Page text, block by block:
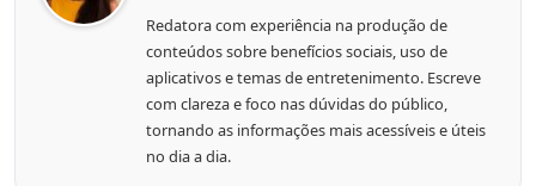
Redatora com experiência na produção de
conteúdos sobre benefícios sociais, uso de
aplicativos e temas de entretenimento. Escreve
com clareza e foco nas dúvidas do público,
tornando as informações mais acessíveis e úteis
no dia a dia.